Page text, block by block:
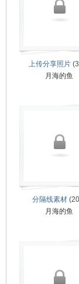
上传分享照片
月海的鱼
分隔线素材
月海的鱼